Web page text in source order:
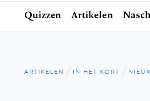
Hoofdnavigatie
Home
Quizzen Artikelen
Kruimelpad
ARTIKELEN IN HET KORT